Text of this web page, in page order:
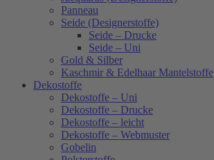
Panneau
Seide (Designerstoffe)
Seide – Drucke
Seide – Uni
Gold & Silber
Kaschmir & Edelhaar Mantelstoffe
Dekostoffe
Dekostoffe – Uni
Dekostoffe – Drucke
Dekostoffe – leicht
Dekostoffe – Webmuster
Gobelin